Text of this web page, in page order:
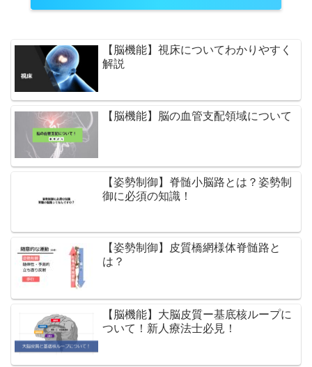
【脳機能】視床についてわかりやすく
解説
【脳機能】脳の血管支配領域について
【姿勢制御】脊髄小脳路とは？姿勢制
御に必須の知識！
【姿勢制御】皮質橋網様体脊髄路と
は？
【脳機能】大脳皮質ー基底核ループに
ついて！新人療法士必見！